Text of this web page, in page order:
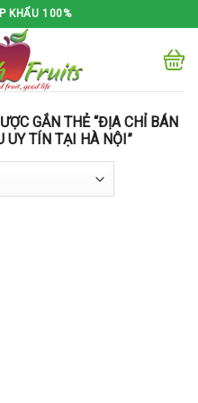
KHẨU 100%
GẮN THẺ “ĐỊA CHỈ BÁN
UY TÍN TẠI HÀ NỘI”